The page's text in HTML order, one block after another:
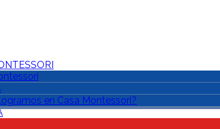
en Casa Montessori?